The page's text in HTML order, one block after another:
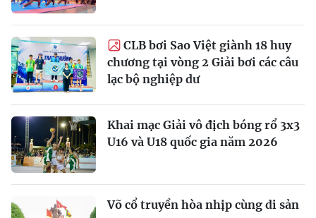
CLB bơi Sao Việt giành 18 huy
chương tại vòng 2 Giải bơi các câu
lạc bộ nghiệp dư
Khai mạc Giải vô địch bóng rổ 3x3
U16 và U18 quốc gia năm 2026
Võ cổ truyền hòa nhịp cùng di sản